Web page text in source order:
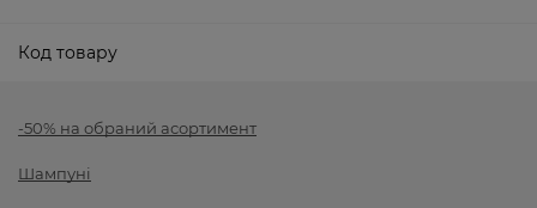
Код товару
-50% на обраний асортимент
Шампуні